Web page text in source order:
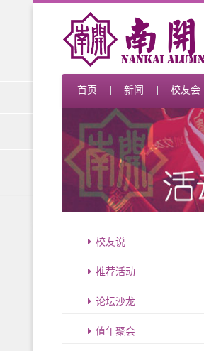
首页 新闻 校友会
校友说
推荐活动
论坛沙龙
值年聚会